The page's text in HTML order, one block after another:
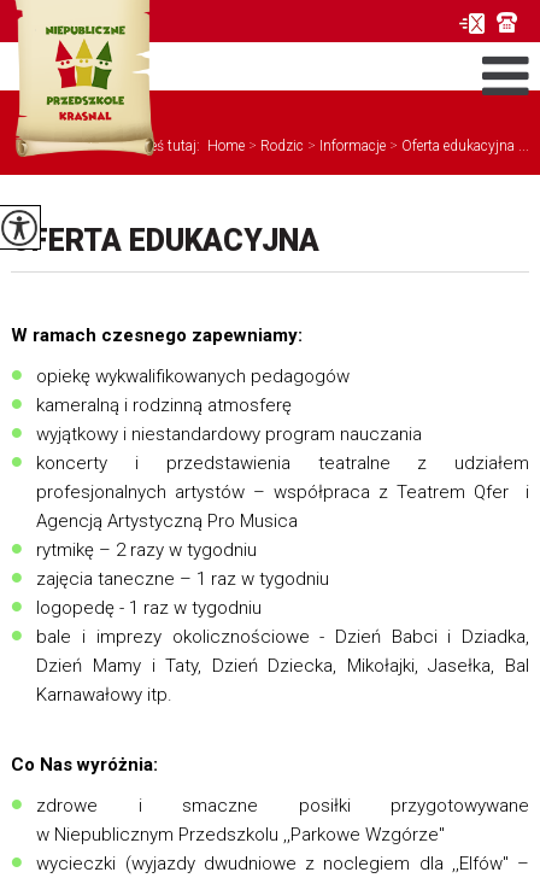
Jesteś tutaj: Home > Rodzic > Informacje > Oferta edukacyjna ...
OFERTA EDUKACYJNA
W ramach czesnego zapewniamy:
opiekę wykwalifikowanych pedagogów
kameralną i rodzinną atmosferę
wyjątkowy i niestandardowy program nauczania
koncerty i przedstawienia teatralne z udziałem
profesjonalnych artystów – współpraca z Teatrem Qfer i
Agencją Artystyczną Pro Musica
rytmikę – 2 razy w tygodniu
zajęcia taneczne – 1 raz w tygodniu
logopedę - 1 raz w tygodniu
bale i imprezy okolicznościowe - Dzień Babci i Dziadka,
Dzień Mamy i Taty, Dzień Dziecka, Mikołajki, Jasełka, Bal
Karnawałowy itp.
Co Nas wyróżnia:
zdrowe i smaczne posiłki przygotowywane
w Niepublicznym Przedszkolu ,,Parkowe Wzgórze''
wycieczki (wyjazdy dwudniowe z noclegiem dla ,,Elfów'' –